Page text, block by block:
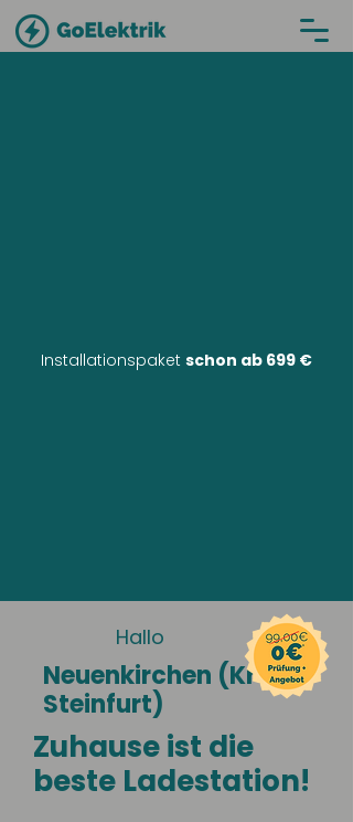
Installationspaket schon ab 699 €
Hallo
Neuenkirchen (Kreis
Steinfurt)
Zuhause ist die
beste Ladestation!